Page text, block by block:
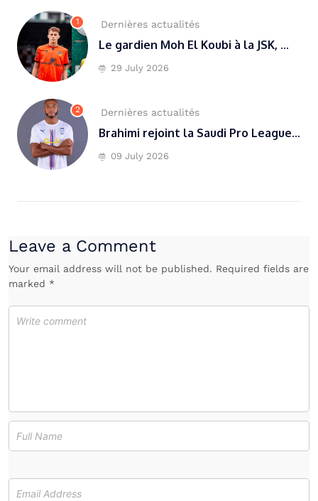
1 Dernières actualités
Le gardien Moh El Koubi à la JSK, ...
29 July 2026
2 Dernières actualités
Brahimi rejoint la Saudi Pro League...
09 July 2026
Leave a Comment
Your email address will not be published. Required fields are
marked *